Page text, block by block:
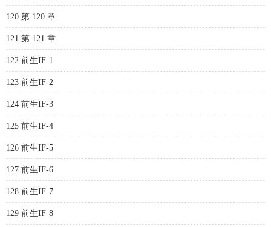
120 第 120 章
121 第 121 章
122 前生IF-1
123 前生IF-2
124 前生IF-3
125 前生IF-4
126 前生IF-5
127 前生IF-6
128 前生IF-7
129 前生IF-8